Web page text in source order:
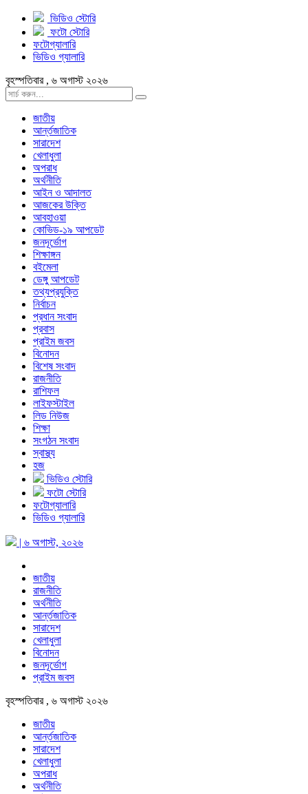
ভিডিও স্টোরি
ফটো স্টোরি
ফটোগ্যালারি
ভিডিও গ্যালারি
বৃহস্পতিবার , ৬ অগাস্ট ২০২৬
জাতীয়
আর্ন্তজাতিক
সারাদেশ
খেলাধুলা
অপরাধ
অর্থনীতি
আইন ও আদালত
আজকের উক্তি
আবহাওয়া
কোভিড-১৯ আপডেট
জনদূর্ভোগ
শিক্ষাঙ্গন
বইমেলা
ডেঙ্গু আপডেট
তথ্যপ্রযুক্তি
নির্বাচন
প্রধান সংবাদ
প্রবাস
প্রাইম জবস
বিনোদন
বিশেষ সংবাদ
রাজনীতি
রাশিফল
লাইফস্টাইল
লিড নিউজ
শিক্ষা
সংগঠন সংবাদ
স্বাস্থ্য
হজ
ভিডিও স্টোরি
ফটো স্টোরি
ফটোগ্যালারি
ভিডিও গ্যালারি
| ৬ অগাস্ট, ২০২৬
জাতীয়
রাজনীতি
অর্থনীতি
আর্ন্তজাতিক
সারাদেশ
খেলাধুলা
বিনোদন
জনদূর্ভোগ
প্রাইম জবস
বৃহস্পতিবার , ৬ অগাস্ট ২০২৬
জাতীয়
আর্ন্তজাতিক
সারাদেশ
খেলাধুলা
অপরাধ
অর্থনীতি